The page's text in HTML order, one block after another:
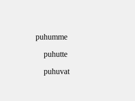
puhumme
puhutte
puhuvat